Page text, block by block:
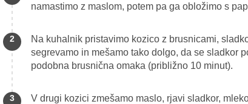
namastimo z maslom, potem pa ga obložimo s
Na kuhalnik pristavimo kozico z brusnicami,
segrevamo in mešamo tako dolgo, da se sladkor
podobna brusnična omaka (približno 10 minut).
V drugi kozici zmešamo maslo, rjavi sladkor,